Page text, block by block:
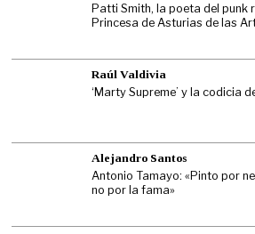
Patti Smith, la poeta del punk
Princesa de Asturias de las
Raúl Valdivia
‘Marty Supreme’ y la codicia
Alejandro Santos
Antonio Tamayo: «Pinto por
no por la fama»